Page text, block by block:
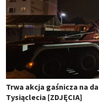
Trwa akcja gaśnicza na
Tysiąclecia [ZDJĘCIA]